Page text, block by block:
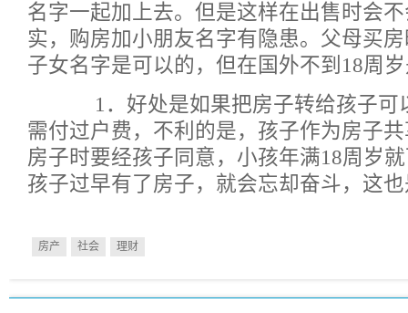
名字一起加上去。但是这样在出售时会
实，购房加小朋友名字有隐患。父母买
子女名字是可以的，但在国外不到18周
1．好处是如果把房子转给孩子可
需付过户费，不利的是，孩子作为房子
房子时要经孩子同意，小孩年满18周岁
孩子过早有了房子，就会忘却奋斗，这
房产 社会 理财